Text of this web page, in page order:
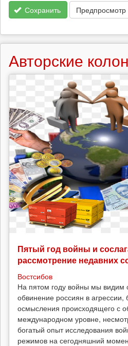
Сохранить Предпросмотр
Авторские
Пятый год войны и
рассмотрение недавних
Востсибов
На пятом году войны мы видим
обвинение россиян в агрессии,
осмысления происходящего с
международном уровне,
богатый опыт исследования
режимов на сегодняшний